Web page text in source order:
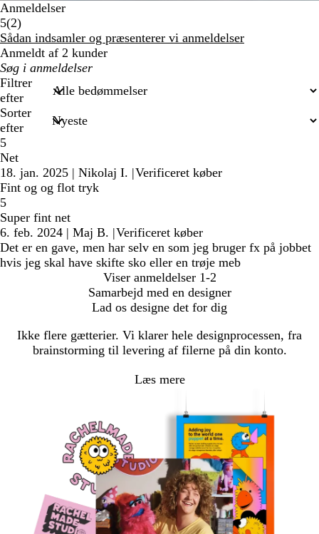
Anmeldelser
5(22
anmeldelser
)
Sådan indsamler og præsenterer vi anmeldelser
Anmeldt af 2 kunder
Min
søgetekst
Filtrer
efter
Sorter
efter
5
Net
18. jan. 2025 | Nikolaj I. |Verificeret køber
Fint og og flot tryk
5
Super fint net
6. feb. 2024 | Maj B. |Verificeret køber
Det er en gave, men har selv en som jeg bruger fx på jobbet
hvis jeg skal have skifte sko eller en trøje meb
Viser anmeldelser 1-2
Samarbejd med en designer
Lad os designe det for dig
Ikke flere gætterier. Vi klarer hele designprocessen, fra
brainstorming til levering af filerne på din konto.
Læs mere